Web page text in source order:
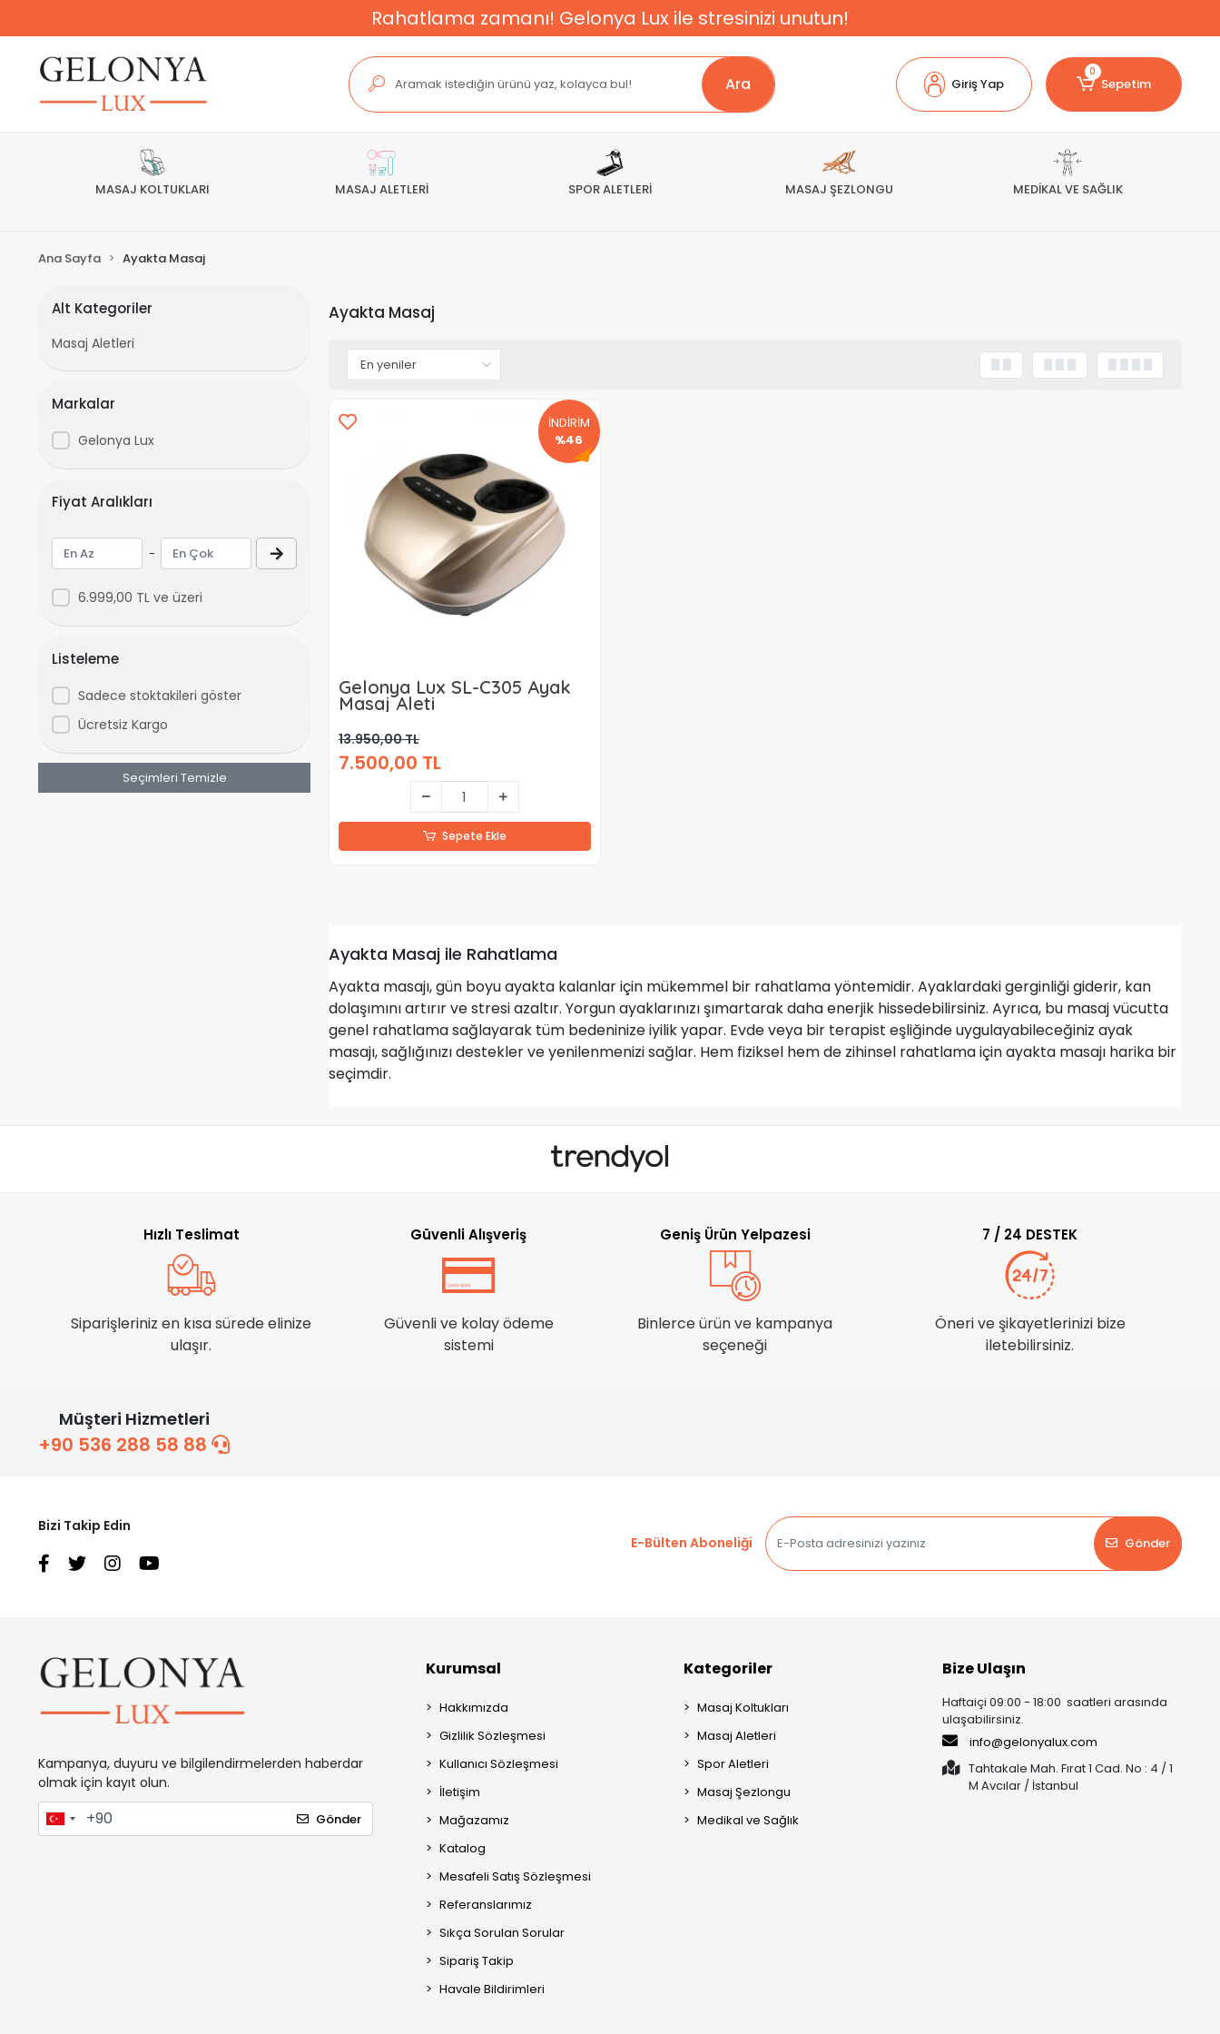
Rahatlama zamanı! Gelonya Lux ile stresinizi unutun!
Ara Giriş Yap
0
Sepetim
MASAJ KOLTUKLARI MASAJ ALETLERİ SPOR ALETLERİ MASAJ ŞEZLONGU MEDİKAL VE SAĞLIK
Ana Sayfa Ayakta Masaj
Alt Kategoriler
Masaj Aletleri
Markalar
Gelonya Lux
Fiyat Aralıkları
-
6.999,00 TL ve üzeri
Listeleme
Sadece stoktakileri göster
Ücretsiz Kargo
Seçimleri Temizle
Ayakta Masaj
İNDİRİM
%46
Gelonya Lux SL-C305 Ayak
Masaj Aleti
13.950,00 TL
7.500,00 TL
Sepete Ekle
Ayakta Masaj ile Rahatlama
Ayakta masajı, gün boyu ayakta kalanlar için mükemmel bir rahatlama yöntemidir. Ayaklardaki gerginliği giderir, kan
dolaşımını artırır ve stresi azaltır. Yorgun ayaklarınızı şımartarak daha enerjik hissedebilirsiniz. Ayrıca, bu masaj vücutta
genel rahatlama sağlayarak tüm bedeninize iyilik yapar. Evde veya bir terapist eşliğinde uygulayabileceğiniz ayak
masajı, sağlığınızı destekler ve yenilenmenizi sağlar. Hem fiziksel hem de zihinsel rahatlama için ayakta masajı harika bir
seçimdir.
Hızlı Teslimat
Siparişleriniz en kısa sürede elinize
ulaşır.
Güvenli Alışveriş
Güvenli ve kolay ödeme
sistemi
Geniş Ürün Yelpazesi
Binlerce ürün ve kampanya
seçeneği
7 / 24 DESTEK
Öneri ve şikayetlerinizi bize
iletebilirsiniz.
Müşteri Hizmetleri
+90 536 288 58 88
Bizi Takip Edin
E-Bülten Aboneliği
Gönder
Kampanya, duyuru ve bilgilendirmelerden haberdar
olmak için kayıt olun.
Gönder
Kurumsal
Hakkımızda
Gizlilik Sözleşmesi
Kullanıcı Sözleşmesi
İletişim
Mağazamız
Katalog
Mesafeli Satış Sözleşmesi
Referanslarımız
Sıkça Sorulan Sorular
Sipariş Takip
Havale Bildirimleri
Kategoriler
Masaj Koltukları
Masaj Aletleri
Spor Aletleri
Masaj Şezlongu
Medikal ve Sağlık
Bize Ulaşın
Haftaiçi 09:00 - 18:00 saatleri arasında
ulaşabilirsiniz.
info@gelonyalux.com
Tahtakale Mah. Fırat 1 Cad. No : 4 / 1
M Avcılar / İstanbul